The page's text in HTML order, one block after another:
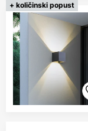
+ količinski popust